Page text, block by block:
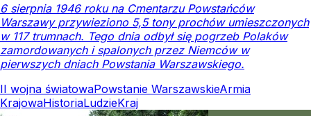
6 sierpnia 1946 roku na Cmentarzu Powstańców
Warszawy przywieziono 5,5 tony prochów umieszczonych
w 117 trumnach. Tego dnia odbył się pogrzeb Polaków
zamordowanych i spalonych przez Niemców w
pierwszych dniach Powstania Warszawskiego.
II wojna światowaPowstanie WarszawskieArmia
KrajowaHistoriaLudzieKraj